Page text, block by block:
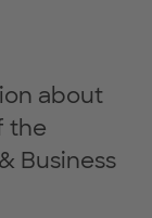
about
the
Business